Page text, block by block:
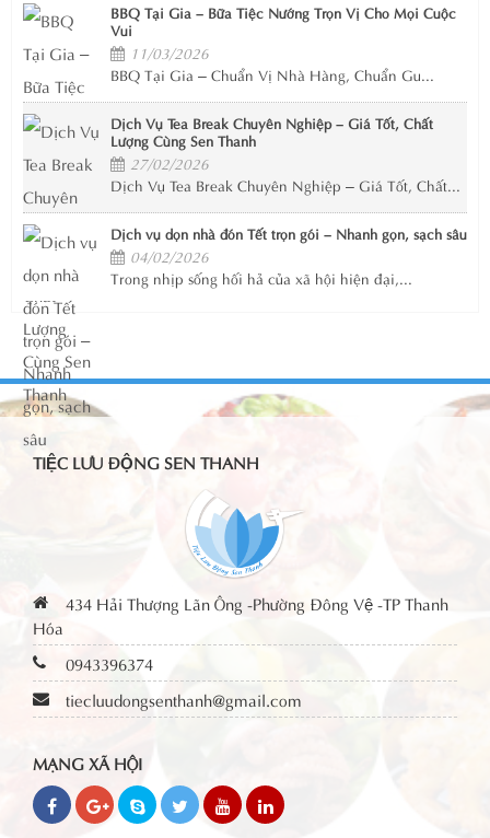
BBQ Tại Gia – Bữa Tiệc Nướng Trọn Vị Cho Mọi Cuộc
Vui
11/03/2026
BBQ Tại Gia – Chuẩn Vị Nhà Hàng, Chuẩn Gu...
Dịch Vụ Tea Break Chuyên Nghiệp – Giá Tốt, Chất
Lượng Cùng Sen Thanh
27/02/2026
Dịch Vụ Tea Break Chuyên Nghiệp – Giá Tốt, Chất...
Dịch vụ dọn nhà đón Tết trọn gói – Nhanh gọn, sạch sâu
04/02/2026
Trong nhịp sống hối hả của xã hội hiện đại,...
TIỆC LƯU ĐỘNG SEN THANH
434 Hải Thượng Lãn Ông -Phường Đông Vệ -TP Thanh
Hóa
0943396374
tiecluudongsenthanh@gmail.com
MẠNG XÃ HỘI